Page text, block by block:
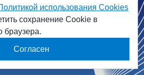
использования Cookies
сохранение Cookie в
браузера.
Согласен